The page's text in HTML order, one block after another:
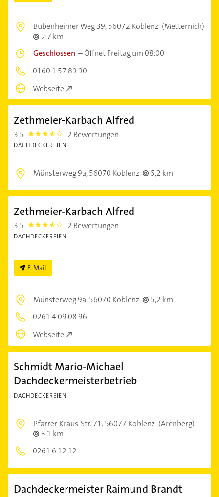
Bubenheimer Weg 39,56072 Koblenz (Metternich)
2,7 km
Geschlossen –Öffnet Freitag um 08:00
0160 1 57 89 90
Webseite
Zethmeier-Karbach Alfred
3,5 3.5 2 Bewertungen
DACHDECKEREIEN
Münsterweg 9a,56070 Koblenz 5,2 km
Zethmeier-Karbach Alfred
3,5 3.5 2 Bewertungen
DACHDECKEREIEN
E-Mail
Münsterweg 9a,56070 Koblenz
5,2 km
0261 4 09 08 96
Webseite
Schmidt Mario-Michael
Dachdeckermeisterbetrieb
DACHDECKEREIEN
Pfarrer-Kraus-Str. 71,56077 Koblenz (Arenberg)
3,1 km
0261 6 12 12
Dachdeckermeister Raimund Brandt